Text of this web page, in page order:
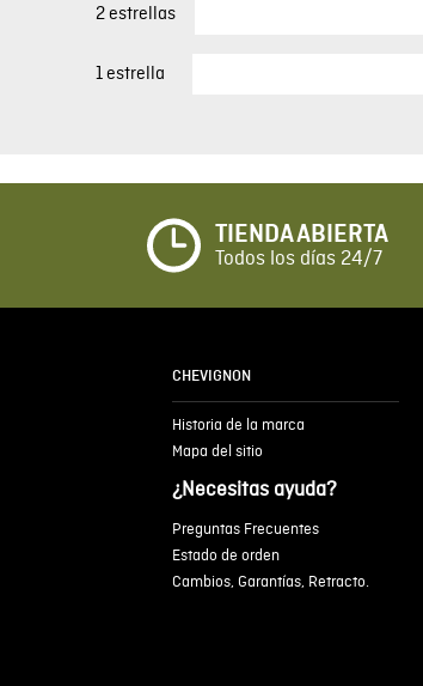
2 estrellas
1 estrella
TIENDA ABIERTA
Todos los días 24/7
CHEVIGNON
Historia de la marca
Mapa del sitio
¿Necesitas ayuda?
Preguntas Frecuentes
Estado de orden
Cambios, Garantías, Retracto.